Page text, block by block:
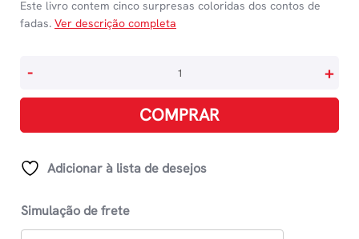
Este livro contem cinco surpresas coloridas dos contos de
fadas. Ver descrição completa
Contos
De
quantidade
- +
COMPRAR
Adicionar à lista de desejos
Simulação de frete